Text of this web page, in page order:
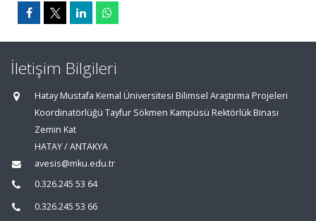
İletişim Bilgileri
Hatay Mustafa Kemal Üniversitesi Bilimsel Araştırma Projeleri
Koordinatörlüğü Tayfur Sökmen Kampüsü Rektörlük Binası
Zemin Kat
HATAY / ANTAKYA
avesis@mku.edu.tr
0.326.245 53 64
0.326.245 53 66